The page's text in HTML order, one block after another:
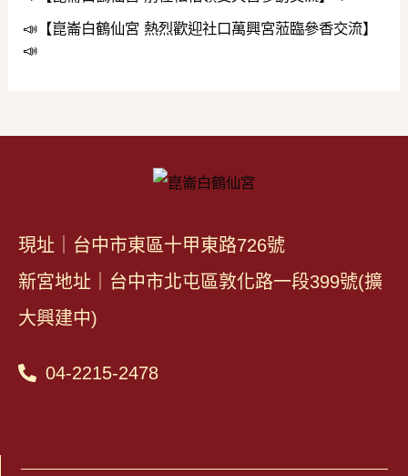
📣【崑崙白鶴仙宮 熱烈歡迎社口萬興宮蒞臨參香交流】
📣
現址｜台中市東區十甲東路726號
新宮地址｜台中市北屯區敦化路一段399號(擴
大興建中)
04-2215-2478